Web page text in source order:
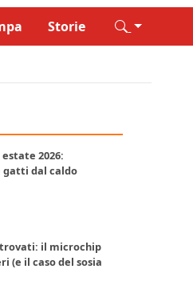
Storie
2026:
gatti dal caldo
il microchip
(e il caso del sosia